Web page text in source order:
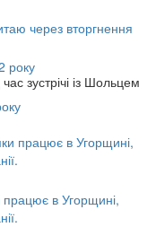
через вторгнення
зустрічі із Шольцем
працює в Угорщині,